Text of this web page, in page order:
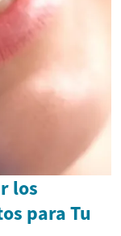
los
para Tu